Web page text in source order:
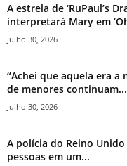
A estrela de ‘RuPaul’s
interpretará Mary em
Julho 30, 2026
“Achei que aquela era a
de menores continuam...
Julho 30, 2026
A polícia do Reino
pessoas em um...